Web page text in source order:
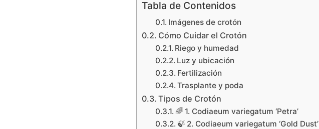
Tabla de Contenidos
Imágenes de crotón
Cómo Cuidar el Crotón
Riego y humedad
Luz y ubicación
Fertilización
Trasplante y poda
Tipos de Crotón
🌈 1. Codiaeum variegatum ‘Petra’
🍃 2. Codiaeum variegatum ‘Gold Dust’